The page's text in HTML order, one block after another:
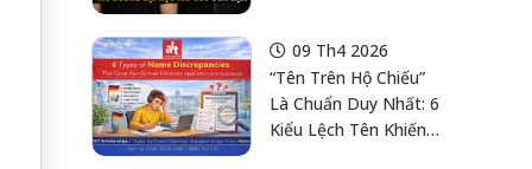
Bạn09 Th4 2026
“Tên Trên Hộ Chiếu”
Là Chuẩn Duy Nhất: 6
Kiểu Lệch Tên Khiến